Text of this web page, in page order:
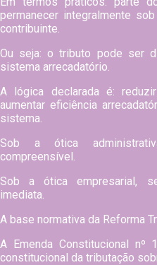
permanecer integralmente
contribuinte.
Ou seja: o tributo pode ser
sistema arrecadatório.
A lógica declarada é:
aumentar eficiência
sistema.
Sob a ótica
compreensível.
Sob a ótica empresarial,
imediata.
A base normativa da Reforma
A Emenda Constitucional nº
constitucional da tributação